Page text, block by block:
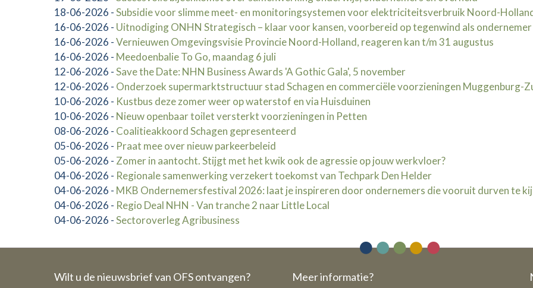
18-06-2026 -Subsidie voor slimme meet- en monitoringsystemen voor elektriciteitsverbruik Noord-
16-06-2026 - Uitnodiging ONHN Strategisch – klaar voor kansen, voorbereid op tegenwind als
16-06-2026 -Vernieuwen Omgevingsvisie Provincie Noord-Holland, reageren kan t/m 31 augustus
16-06-2026 - Meedoenbalie To Go, maandag 6 juli
12-06-2026 -Save the Date: NHN Business Awards 'A Gothic Gala', 5 november
12-06-2026 - Onderzoek supermarktstructuur stad Schagen en commerciële voorzieningen Muggenburg-
10-06-2026 - Kustbus deze zomer weer op waterstof en via Huisduinen
10-06-2026 - Nieuw openbaar toilet versterkt voorzieningen in Petten
08-06-2026 - Coalitieakkoord Schagen gepresenteerd
05-06-2026 - Praat mee over nieuw parkeerbeleid
05-06-2026 - Zomer in aantocht. Stijgt met het kwik ook de agressie op jouw werkvloer?
04-06-2026 - Regionale samenwerking verzekert toekomst van Techpark Den Helder
04-06-2026 - MKB Ondernemersfestival 2026: laat je inspireren door ondernemers die vooruit durven te
04-06-2026 - Regio Deal NHN - Van tranche 2 naar Little Local
04-06-2026 -Sectoroverleg Agribusiness
Wilt u de nieuwsbrief van OFS ontvangen? Meer informatie?